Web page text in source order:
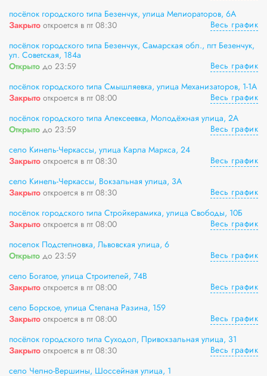
посёлок городского типа Безенчук, улица Мелиораторов, 6А
Закрыто откроется в пт 08:30
Весь график
посёлок городского типа Безенчук, Самарская обл., пгт Безенчук,
ул. Советская, 184а
Открыто до 23:59
Весь график
посёлок городского типа Смышляевка, улица Механизаторов, 1-1А
Закрыто откроется в пт 08:00
Весь график
посёлок городского типа Алексеевка, Молодёжная улица, 2А
Открыто до 23:59
Весь график
село Кинель-Черкассы, улица Карла Маркса, 24
Закрыто откроется в пт 08:30
Весь график
село Кинель-Черкассы, Вокзальная улица, 3А
Закрыто откроется в пт 08:30
Весь график
посёлок городского типа Стройкерамика, улица Свободы, 10Б
Закрыто откроется в пт 08:00
Весь график
поселок Подстепновка, Львовская улица, 6
Открыто до 23:59
Весь график
село Богатое, улица Строителей, 74В
Закрыто откроется в пт 08:00
Весь график
село Борское, улица Степана Разина, 159
Закрыто откроется в пт 08:00
Весь график
посёлок городского типа Суходол, Привокзальная улица, 31
Закрыто откроется в пт 08:30
Весь график
село Челно-Вершины, Шоссейная улица, 1